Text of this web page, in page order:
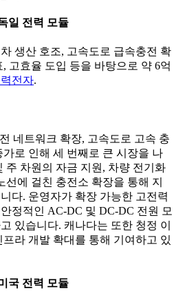
일 전력 모듈
생산 호조, 고속도로 급속충전 확
고효율 도입 등을 바탕으로 약 6억
전자.
네트워크 확장, 고속도로 고속 충
로 인해 세 번째로 큰 시장을 나
주 차원의 자금 지원, 차량 전기화
선에 걸친 충전소 확장을 통해 지
다. 운영자가 확장 가능한 고전력
정적인 AC-DC 및 DC-DC 전원 모
있습니다. 캐나다는 또한 청정 이
라 개발 확대를 통해 기여하고 있
국 전력 모듈